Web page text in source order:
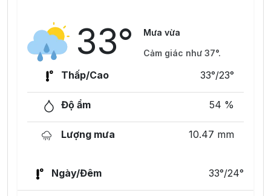
33°
Mưa vừa
Cảm giác như 37°.
Thấp/Cao 33°/23°
Độ ẩm 54 %
Lượng mưa 10.47 mm
Ngày/Đêm 33°/24°